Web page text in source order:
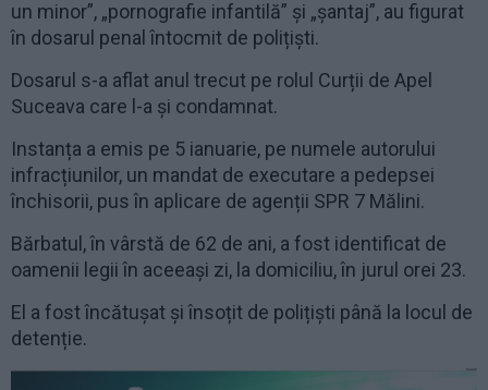
un minor”, „pornografie infantilă” și „șantaj”, au figurat
în dosarul penal întocmit de polițiști.
Dosarul s-a aflat anul trecut pe rolul Curții de Apel
Suceava care l-a și condamnat.
Instanța a emis pe 5 ianuarie, pe numele autorului
infracțiunilor, un mandat de executare a pedepsei
închisorii, pus în aplicare de agenții SPR 7 Mălini.
Bărbatul, în vârstă de 62 de ani, a fost identificat de
oamenii legii în aceeași zi, la domiciliu, în jurul orei 23.
El a fost încătușat și însoțit de polițiști până la locul de
detenție.